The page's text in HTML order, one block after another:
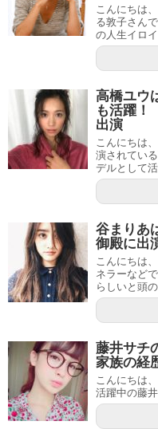
こんにちは
る敦子さん
の人生イロ
高橋ユウ
も活躍！
出演
こんにちは
演されてい
デルとして
谷まりあ
御殿に出
こんにちは
ネラーなど
らしいと頭
藤井サチ
家族の経
こんにちは
活躍中の藤